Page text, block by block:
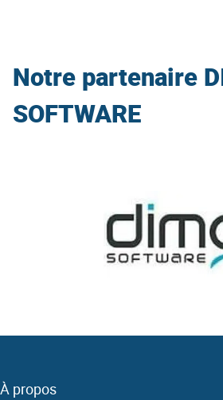
Notre partenaire
SOFTWARE
À propos